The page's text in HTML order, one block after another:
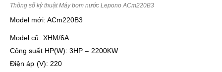
Thông số kỷ thuật Máy bơm nước Lepono ACm220B3
Model mới: ACm220B3
Model cũ: XHM/6A
Công suất HP(W): 3HP – 2200KW
Điện áp (V): 220